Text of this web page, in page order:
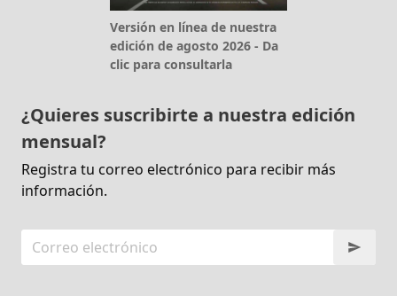
Versión en línea de nuestra
edición de agosto 2026 - Da
clic para consultarla
¿Quieres suscribirte a nuestra edición
mensual?
Registra tu correo electrónico para recibir más
información.